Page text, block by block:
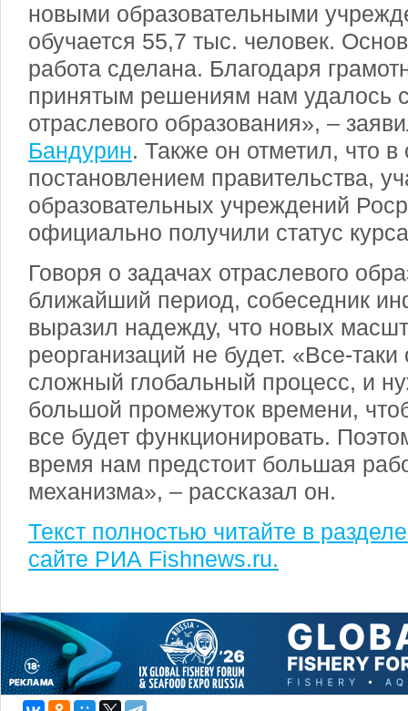
новыми образовательными
обучается 55,7 тыс. человек.
работа сделана. Благодаря
принятым решениям нам удалось
отраслевого образования», –
Бандурин. Также он отметил, что в
постановлением правительства,
образовательных учреждений
официально получили статус
Говоря о задачах отраслевого
ближайший период, собеседник
выразил надежду, что новых
реорганизаций не будет. «Все-
сложный глобальный процесс, и
большой промежуток времени,
все будет функционировать.
время нам предстоит большая
механизма», – рассказал он.
Текст полностью читайте в
сайте РИА Fishnews.ru.